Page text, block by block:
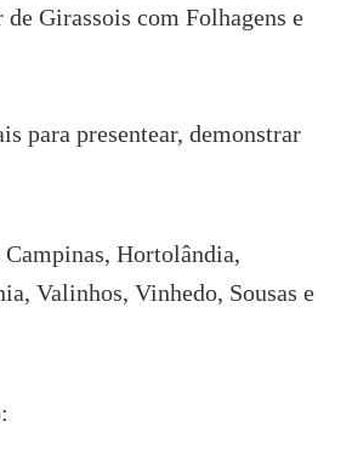
é:
de Girassois com Folhagens e
para presentear, demonstrar
Hortolândia,
Valinhos, Vinhedo, Sousas e